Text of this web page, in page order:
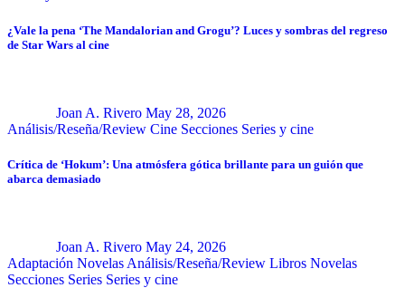
¿Vale la pena ‘The Mandalorian and Grogu’? Luces y sombras del regreso
de Star Wars al cine
Joan A. Rivero May 28, 2026
Análisis/Reseña/Review Cine Secciones Series y cine
Crítica de ‘Hokum’: Una atmósfera gótica brillante para un guión que
abarca demasiado
Joan A. Rivero May 24, 2026
Adaptación Novelas Análisis/Reseña/Review Libros Novelas
Secciones Series Series y cine